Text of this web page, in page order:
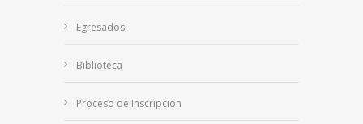
Egresados
Biblioteca
Proceso de Inscripción